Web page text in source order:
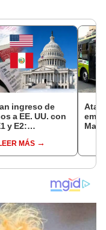
ingreso de
a EE. UU. con
y E2:
serían los más
MÁS